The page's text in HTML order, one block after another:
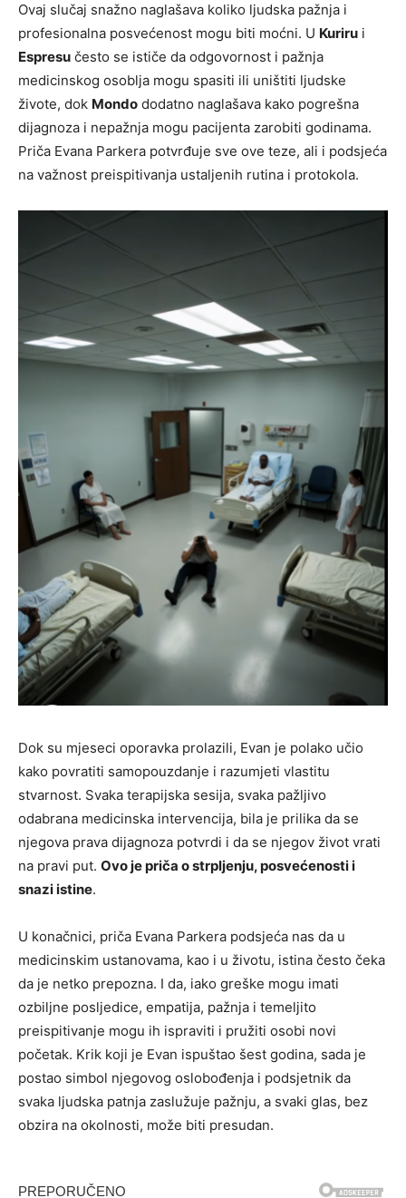
Ovaj slučaj snažno naglašava koliko ljudska pažnja i
profesionalna posvećenost mogu biti moćni. U Kuriru i
Espresu često se ističe da odgovornost i pažnja
medicinskog osoblja mogu spasiti ili uništiti ljudske
živote, dok Mondo dodatno naglašava kako pogrešna
dijagnoza i nepažnja mogu pacijenta zarobiti godinama.
Priča Evana Parkera potvrđuje sve ove teze, ali i podsjeća
na važnost preispitivanja ustaljenih rutina i protokola.
Dok su mjeseci oporavka prolazili, Evan je polako učio
kako povratiti samopouzdanje i razumjeti vlastitu
stvarnost. Svaka terapijska sesija, svaka pažljivo
odabrana medicinska intervencija, bila je prilika da se
njegova prava dijagnoza potvrdi i da se njegov život vrati
na pravi put. Ovo je priča o strpljenju, posvećenosti i
snazi istine.
U konačnici, priča Evana Parkera podsjeća nas da u
medicinskim ustanovama, kao i u životu, istina često čeka
da je netko prepozna. I da, iako greške mogu imati
ozbiljne posljedice, empatija, pažnja i temeljito
preispitivanje mogu ih ispraviti i pružiti osobi novi
početak. Krik koji je Evan ispuštao šest godina, sada je
postao simbol njegovog oslobođenja i podsjetnik da
svaka ljudska patnja zaslužuje pažnju, a svaki glas, bez
obzira na okolnosti, može biti presudan.